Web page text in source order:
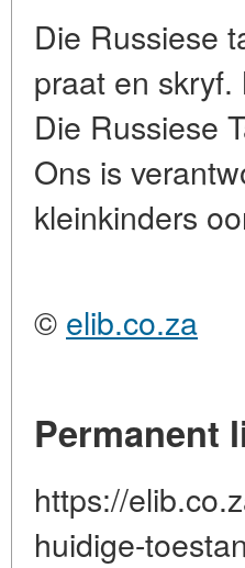
Die Russiese
praat en
Die Russiese
Ons is
kleinkinders
© elib.co.za
Permanent
https://
huidige-